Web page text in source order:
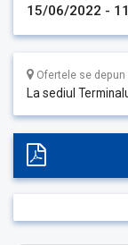
15/06/2022 -
Ofertele se depun
La sediul